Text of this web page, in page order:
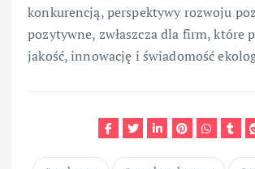
konkurencją, perspektywy rozwoju
pozytywne, zwłaszcza dla firm, które
jakość, innowację i świadomość